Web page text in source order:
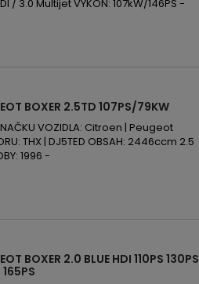
/ 3.0 Multijet VÝKON: 107kW/146PS -
BOXER 2.5TD 107PS/79KW
VOZIDLA: Citroen | Peugeot
THX | DJ5TED OBSAH: 2446ccm 2.5
1996 -
BOXER 2.0 BLUE HDI 110PS 130PS